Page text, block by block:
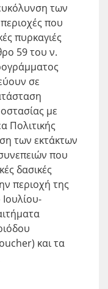
των
που
πυρκαγιές
59 του ν.
σε
με
Πολιτικής
των εκτάκτων
που
δασικές
περιοχή της
και τα